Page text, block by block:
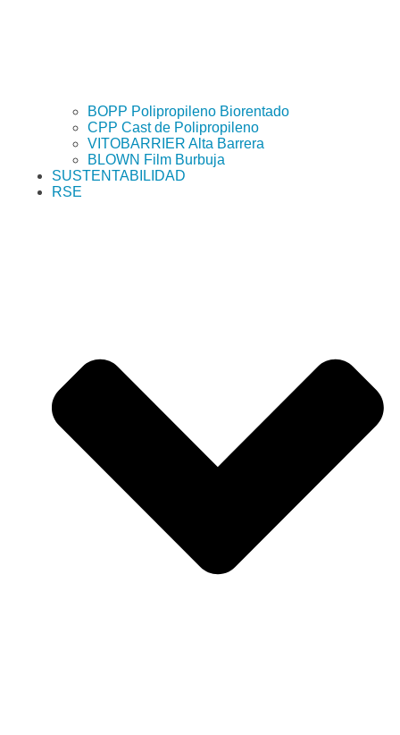
BOPP Polipropileno Biorentado
CPP Cast de Polipropileno
VITOBARRIER Alta Barrera
BLOWN Film Burbuja
SUSTENTABILIDAD
RSE